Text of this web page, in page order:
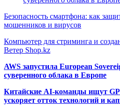
Безопасность смартфона: как
мошенников и вирусов
Компьютер для стриминга и
Ветер Shop.kz
AWS запустила European
суверенного облака в Европе
Китайские AI-команды ищут
ускоряет отток технологий и